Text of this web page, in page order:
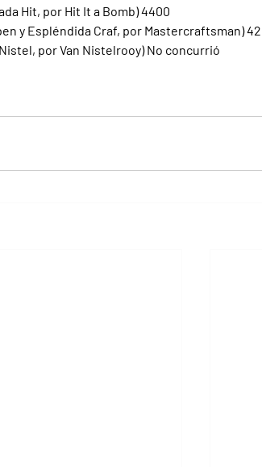
Hit, por Hit It a Bomb) 4400
y Espléndida Craf, por Mastercraftsman)
por Van Nistelrooy) No concurrió